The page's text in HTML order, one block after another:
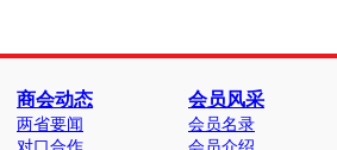
商会动态
两省要闻
对口合作
会员风采
会员名录
会员介绍